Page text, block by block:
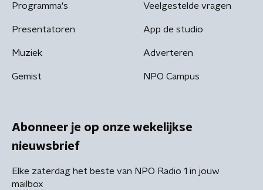
Programma's
Presentatoren
Muziek
Gemist
Veelgestelde vragen
App de studio
Adverteren
NPO Campus
Abonneer je op onze wekelijkse
nieuwsbrief
Elke zaterdag het beste van NPO Radio 1 in jouw
mailbox